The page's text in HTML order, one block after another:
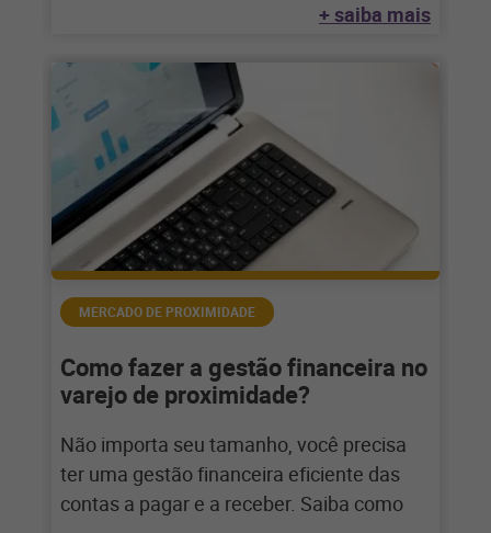
+ saiba mais
MERCADO DE PROXIMIDADE
Como fazer a gestão financeira no
varejo de proximidade?
Não importa seu tamanho, você precisa
ter uma gestão financeira eficiente das
contas a pagar e a receber. Saiba como